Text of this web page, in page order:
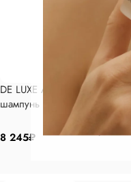
DE LUXE Антисеборейный
шампунь 500 мл
8 245₽
В корзину